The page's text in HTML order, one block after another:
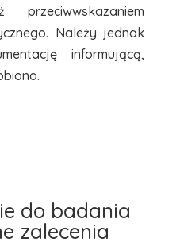
Należy jednak
informującą,
do badania
zalecenia